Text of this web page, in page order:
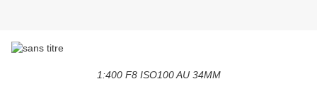
1:400 F8 ISO100 AU 34MM